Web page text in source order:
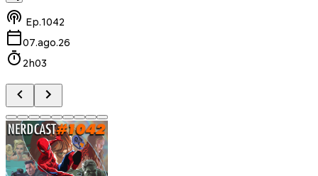
Ep.1042
07.ago.26
2h03